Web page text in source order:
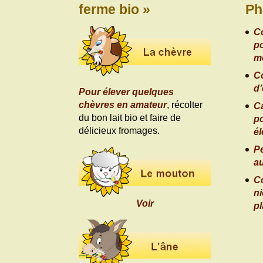
ferme bio »
Pour élever quelques
chèvres en amateur, récolter
du bon lait bio et faire de
délicieux fromages.
Voir